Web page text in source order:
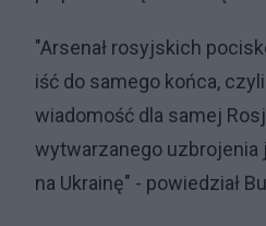
"Arsenał rosyjskich
iść do samego końca,
wiadomość dla samej
wytwarzanego
na Ukrainę" - powiedział